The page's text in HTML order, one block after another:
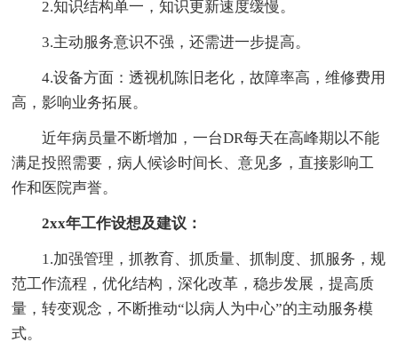
2.知识结构单一，知识更新速度缓慢。
3.主动服务意识不强，还需进一步提高。
4.设备方面：透视机陈旧老化，故障率高，维修费用
高，影响业务拓展。
近年病员量不断增加，一台DR每天在高峰期以不能
满足投照需要，病人候诊时间长、意见多，直接影响工
作和医院声誉。
2xx年工作设想及建议：
1.加强管理，抓教育、抓质量、抓制度、抓服务，规
范工作流程，优化结构，深化改革，稳步发展，提高质
量，转变观念，不断推动“以病人为中心”的主动服务模
式。